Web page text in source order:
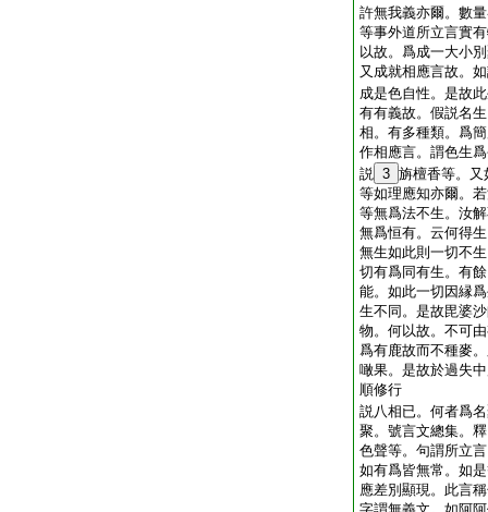
許無我義亦爾。數
等事外道所立言實
以故。爲成一大小
又成就相應言故。
成是色自性。是故
有有義故。假説名
相。有多種類。爲
作相應言。謂色生
説 3 旃檀香等。又
等如理應知亦爾。
等無爲法不生。汝
無爲恒有。云何得
無生如此則一切不
切有爲同有生。有
能。如此一切因縁
生不同。是故毘婆
物。何以故。不可
爲有鹿故而不種麥
噉果。是故於過失
順修行
説八相已。何者爲
聚。號言文總集。
色聲等。句謂所立
如有爲皆無常。如
應差別顯現。此言